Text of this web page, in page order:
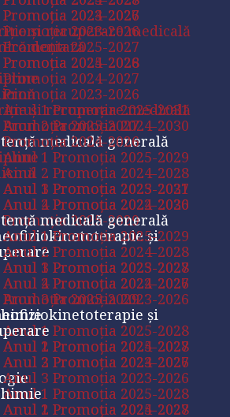
Promoția 2023-2026
şi recuperare medicală
Promoția 2025-2027
Promoția 2024-2026
Anul 1 Promoția 2025-2031
Anul 2 Promoția 2024-2030
medicală generală
Anul 1 Promoția 2025-2029
Anul 2 Promoția 2024-2028
Anul 3 Promoția 2023-2027
Anul 4 Promoția 2022-2026
Promoția 2025-2029
și
Anul 1 Promoția 2025-2028
Anul 2 Promoția 2024-2027
Anul 3 Promoția 2023-2026
Anul 1 Promoția 2025-2028
Anul 2 Promoția 2024-2027
Anul 3 Promoția 2023-2026
Anul 1 Promoția 2025-2028
Anul 2 Promoția 2024-2027
Promoția 2024-2027
Promoția 2023-2026
dentară
Promoția 2025-2028
Promoția 2024-2027
Promoția 2023-2026
şi recuperare medicală
Promoția 2025-2027
Promoția 2024-2026
Anul 1 Promoția 2025-2031
Anul 2 Promoția 2024-2030
medicală generală
Anul 1 Promoția 2025-2029
Anul 2 Promoția 2024-2028
Anul 3 Promoția 2023-2027
Anul 4 Promoția 2022-2026
Promoția 2025-2029
și
Anul 1 Promoția 2025-2028
Anul 2 Promoția 2024-2027
Anul 3 Promoția 2023-2026
Anul 1 Promoția 2025-2028